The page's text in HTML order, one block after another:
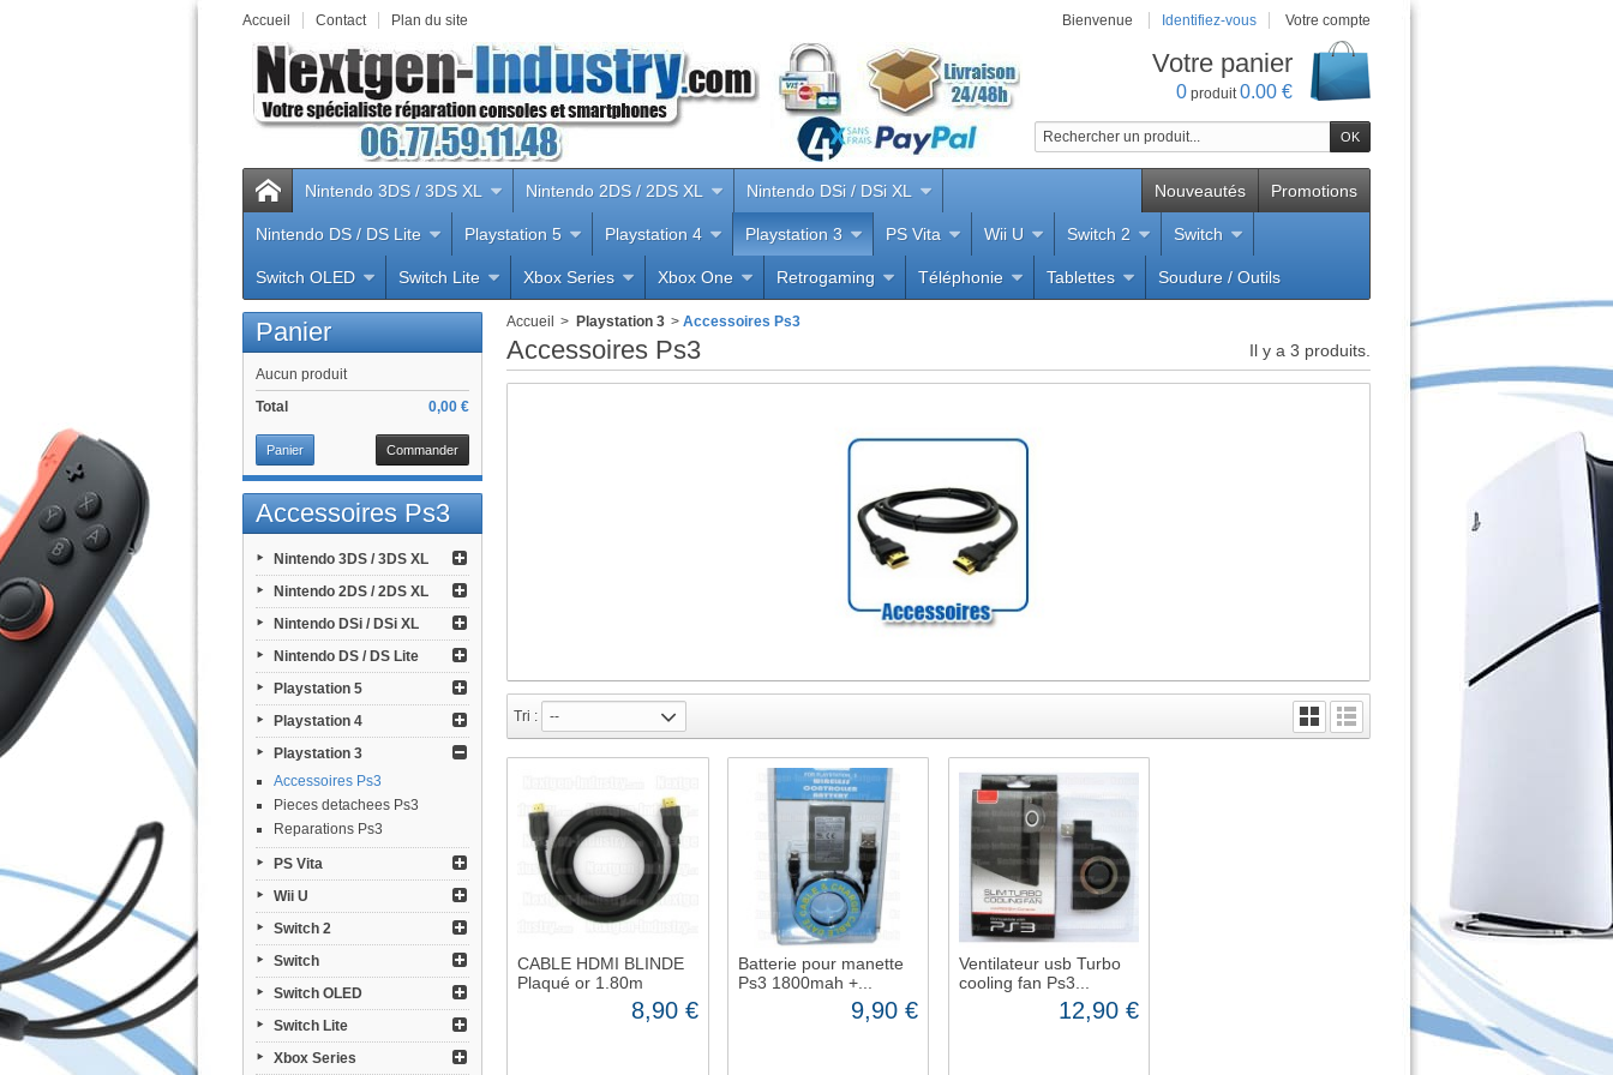
Accueil Contact Plan du site Bienvenue Identifiez-vous Votre compte
Votre panier
0 produit0.00 €
Promotions
Nouveautés
Nintendo 3DS / 3DS XL Nintendo 2DS / 2DS XL Nintendo DSi / DSi XL
Nintendo DS / DS Lite Playstation 5 Playstation 4 Playstation 3 PS Vita Wii U Switch 2 Switch
Switch OLED Switch Lite Xbox Series Xbox One Retrogaming Téléphonie Tablettes Soudure / Outils
Panier
Aucun produit
0,00 €
Total
Panier Commander
Accessoires Ps3
Nintendo 3DS / 3DS XL
Nintendo 2DS / 2DS XL
Nintendo DSi / DSi XL
Nintendo DS / DS Lite
Playstation 5
Playstation 4
Playstation 3
Accessoires Ps3
Pieces detachees Ps3
Reparations Ps3
PS Vita
Wii U
Switch 2
Switch
Switch OLED
Switch Lite
Xbox Series
Accueil > Playstation 3 > Accessoires Ps3
Accessoires Ps3 Il y a 3 produits.
Tri : --
CABLE HDMI BLINDE
Plaqué or 1.80m
8,90 €
Batterie pour manette
Ps3 1800mah +...
9,90 €
Ventilateur usb Turbo
cooling fan Ps3...
12,90 €